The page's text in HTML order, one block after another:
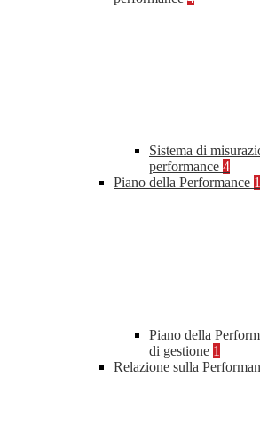
Sistema di
performance 4
Piano della Performance 1
Piano della
di gestione 1
Relazione sulla